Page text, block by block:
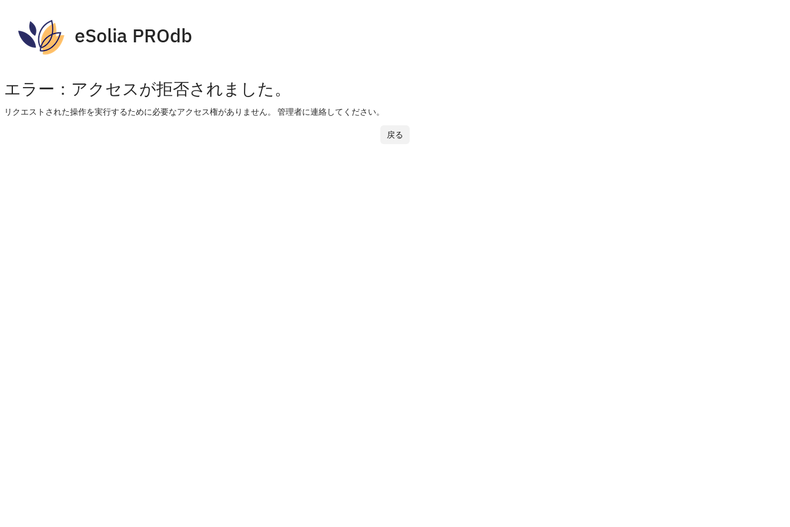
eSolia PROdb
エラー：アクセスが拒否されました。
リクエストされた操作を実行するために必要なアクセス権がありません。 管理者に連絡してください。
戻る